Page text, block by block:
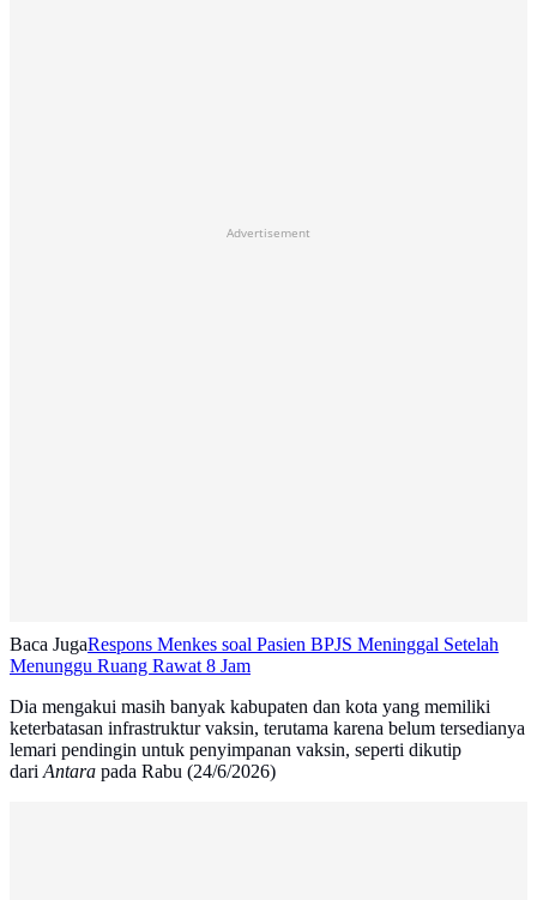
Advertisement
Baca JugaRespons Menkes soal Pasien BPJS Meninggal Setelah
Menunggu Ruang Rawat 8 Jam
Dia mengakui masih banyak kabupaten dan kota yang memiliki
keterbatasan infrastruktur vaksin, terutama karena belum tersedianya
lemari pendingin untuk penyimpanan vaksin, seperti dikutip
dariAntara pada Rabu (24/6/2026)